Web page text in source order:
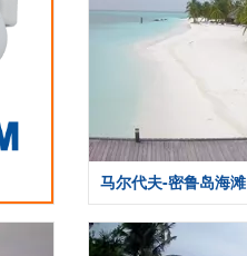
马尔代夫-密鲁岛海滩